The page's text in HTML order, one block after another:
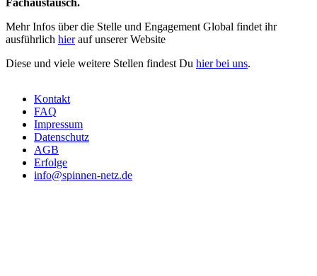
Mehr Infos über die Stelle und Engagement Global findet ihr
ausführlich hierauf unserer Website
Diese und viele weitere Stellen findest Du hier bei uns.
Footer
Kontakt
FAQ
Impressum
Datenschutz
AGB
Erfolge
info@spinnen-netz.de